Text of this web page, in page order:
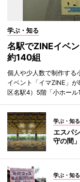
学ぶ・知る
名駅でZINEイベ
約140組
個人や少人数で制作する
イベント「イマZINE」
区名駅4）5階「小ホール
学ぶ・知る
エスパ
守の間
学ぶ・知る